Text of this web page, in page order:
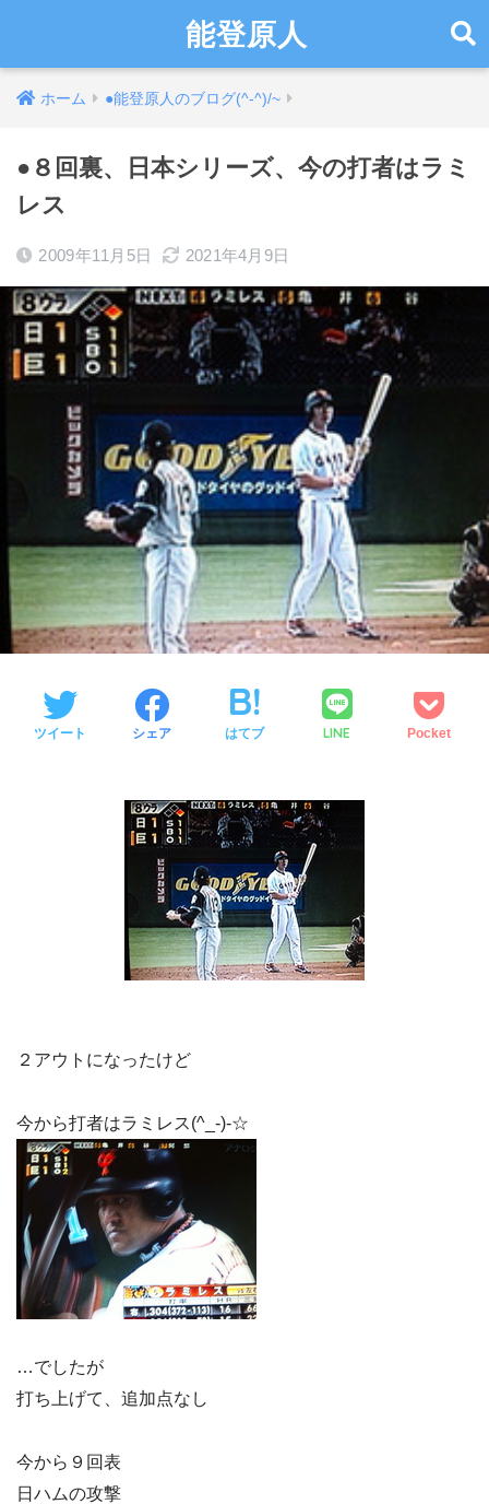
能登原人
ホーム ●能登原人のブログ(^-^)/~
●８回裏、日本シリーズ、今の打者はラミ
レス
2009年11月5日 2021年4月9日
ツイート シェア はてブ LINE Pocket
２アウトになったけど
今から打者はラミレス(^_-)-☆
…でしたが
打ち上げて、追加点なし
今から９回表
日ハムの攻撃